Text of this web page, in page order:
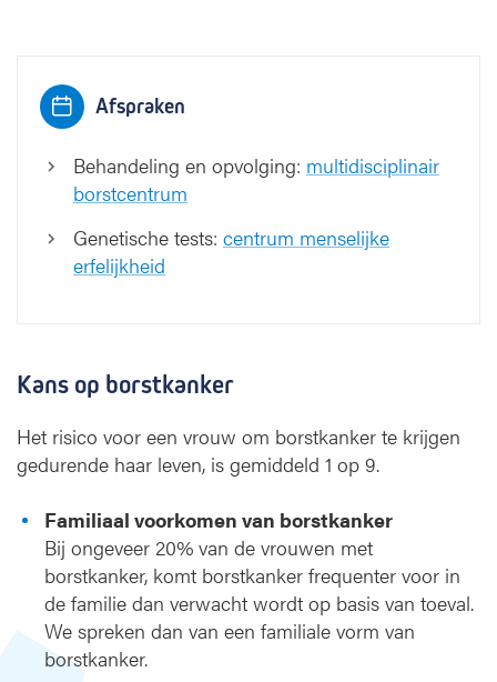
Afspraken
Behandeling en opvolging: multidisciplinair
borstcentrum
Genetische tests: centrum menselijke
erfelijkheid
Kans op borstkanker
Het risico voor een vrouw om borstkanker te krijgen
gedurende haar leven, is gemiddeld 1 op 9.
Familiaal voorkomen van borstkanker
Bij ongeveer 20% van de vrouwen met
borstkanker, komt borstkanker frequenter voor in
de familie dan verwacht wordt op basis van toeval.
We spreken dan van een familiale vorm van
borstkanker.